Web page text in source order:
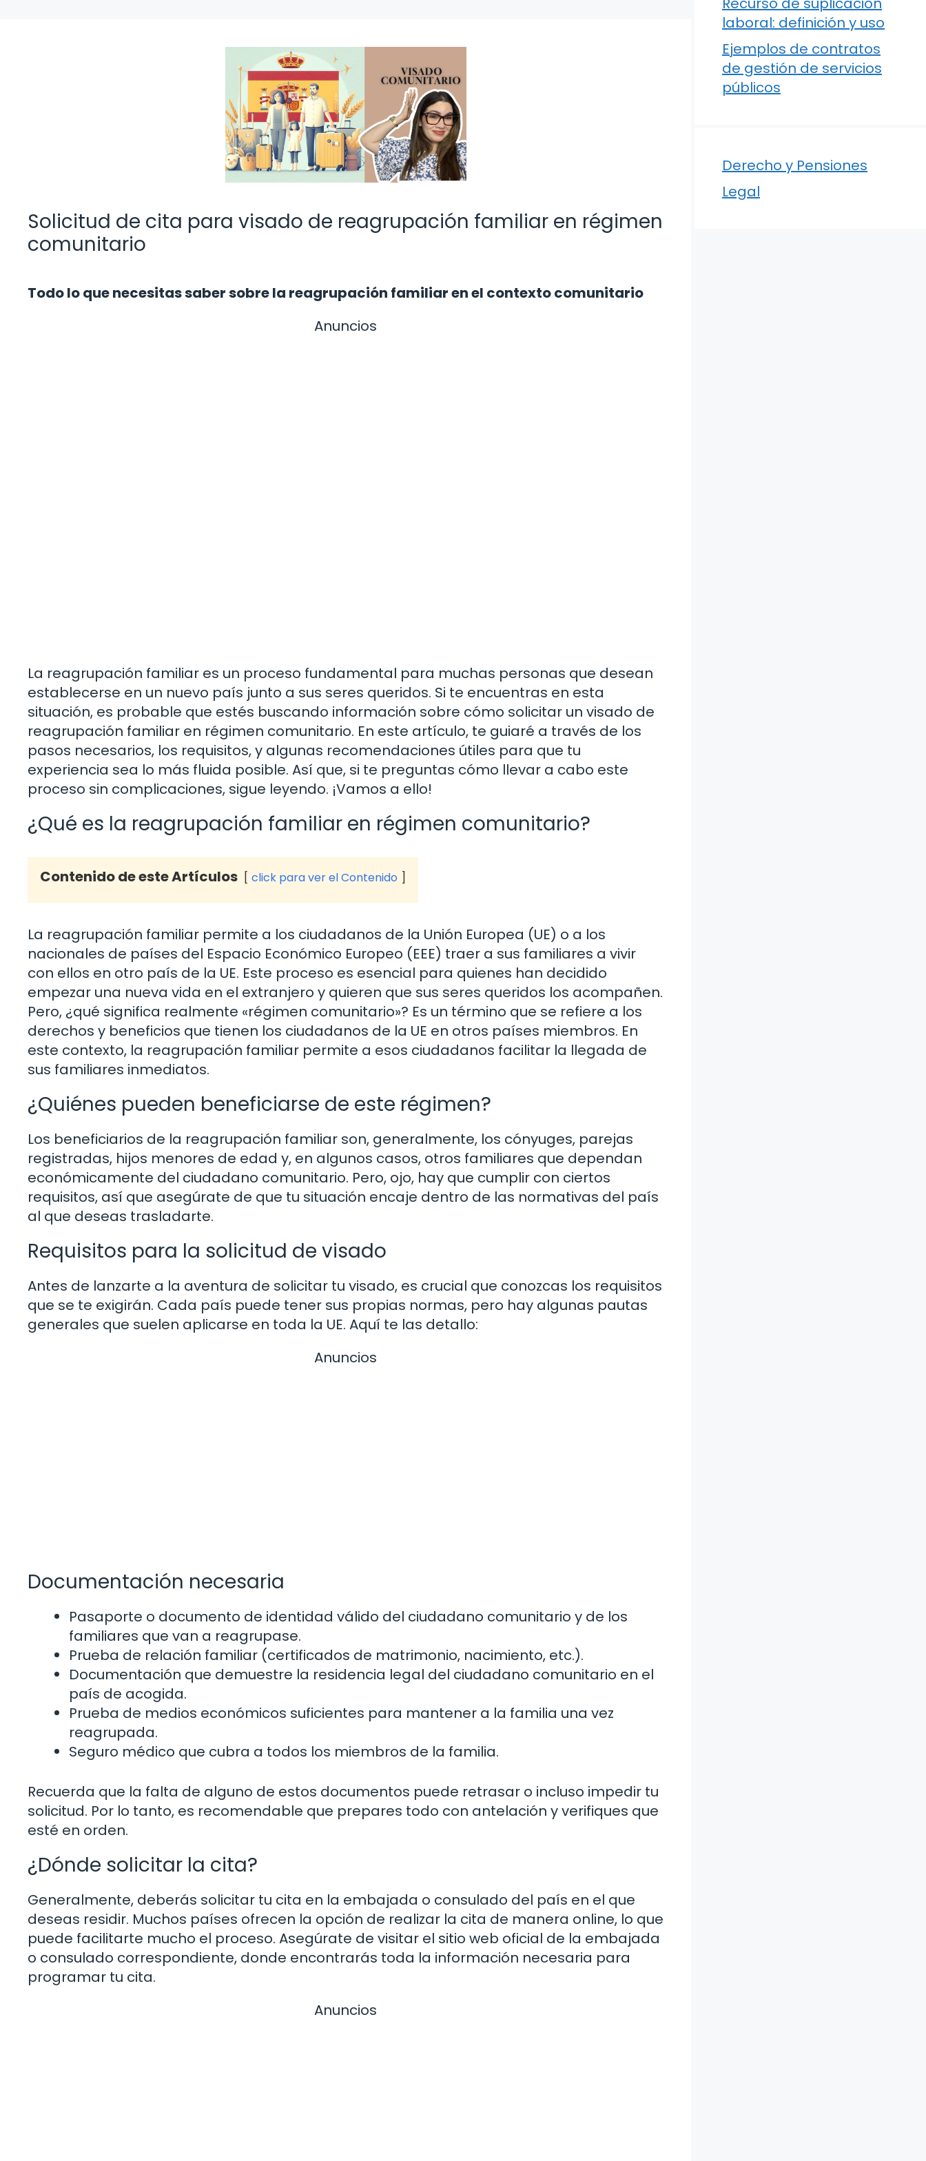
Solicitud de cita para visado de reagrupación familiar en régimen
comunitario
Todo lo que necesitas saber sobre la reagrupación familiar en el contexto comunitario
Anuncios
La reagrupación familiar es un proceso fundamental para muchas personas que desean
establecerse en un nuevo país junto a sus seres queridos. Si te encuentras en esta
situación, es probable que estés buscando información sobre cómo solicitar un visado de
reagrupación familiar en régimen comunitario. En este artículo, te guiaré a través de los
pasos necesarios, los requisitos, y algunas recomendaciones útiles para que tu
experiencia sea lo más fluida posible. Así que, si te preguntas cómo llevar a cabo este
proceso sin complicaciones, sigue leyendo. ¡Vamos a ello!
¿Qué es la reagrupación familiar en régimen comunitario?
Contenido de este Artículos click para ver el Contenido
La reagrupación familiar permite a los ciudadanos de la Unión Europea (UE) o a los
nacionales de países del Espacio Económico Europeo (EEE) traer a sus familiares a vivir
con ellos en otro país de la UE. Este proceso es esencial para quienes han decidido
empezar una nueva vida en el extranjero y quieren que sus seres queridos los acompañen.
Pero, ¿qué significa realmente «régimen comunitario»? Es un término que se refiere a los
derechos y beneficios que tienen los ciudadanos de la UE en otros países miembros. En
este contexto, la reagrupación familiar permite a esos ciudadanos facilitar la llegada de
sus familiares inmediatos.
¿Quiénes pueden beneficiarse de este régimen?
Los beneficiarios de la reagrupación familiar son, generalmente, los cónyuges, parejas
registradas, hijos menores de edad y, en algunos casos, otros familiares que dependan
económicamente del ciudadano comunitario. Pero, ojo, hay que cumplir con ciertos
requisitos, así que asegúrate de que tu situación encaje dentro de las normativas del país
al que deseas trasladarte.
Requisitos para la solicitud de visado
Antes de lanzarte a la aventura de solicitar tu visado, es crucial que conozcas los requisitos
que se te exigirán. Cada país puede tener sus propias normas, pero hay algunas pautas
generales que suelen aplicarse en toda la UE. Aquí te las detallo:
Anuncios
Documentación necesaria
Pasaporte o documento de identidad válido del ciudadano comunitario y de los
familiares que van a reagrupase.
Prueba de relación familiar (certificados de matrimonio, nacimiento, etc.).
Documentación que demuestre la residencia legal del ciudadano comunitario en el
país de acogida.
Prueba de medios económicos suficientes para mantener a la familia una vez
reagrupada.
Seguro médico que cubra a todos los miembros de la familia.
Recuerda que la falta de alguno de estos documentos puede retrasar o incluso impedir tu
solicitud. Por lo tanto, es recomendable que prepares todo con antelación y verifiques que
esté en orden.
¿Dónde solicitar la cita?
Generalmente, deberás solicitar tu cita en la embajada o consulado del país en el que
deseas residir. Muchos países ofrecen la opción de realizar la cita de manera online, lo que
puede facilitarte mucho el proceso. Asegúrate de visitar el sitio web oficial de la embajada
o consulado correspondiente, donde encontrarás toda la información necesaria para
programar tu cita.
Anuncios
laboral: definición y uso
Ejemplos de contratos
de gestión de servicios
públicos
Derecho y Pensiones
Legal